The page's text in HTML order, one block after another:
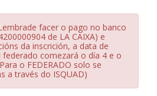
facer o pago no banco
de LA CAIXA) e
da inscrición, a data de
comezará o día 4 e o
o FEDERADO solo se
a través do ISQUAD)